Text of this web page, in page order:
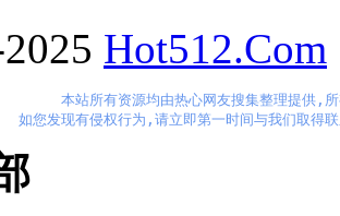
Hot512.Com
本站所有资源均由热心网友搜集整理提供,
如您发现有侵权行为,请立即第一时间与我们取得